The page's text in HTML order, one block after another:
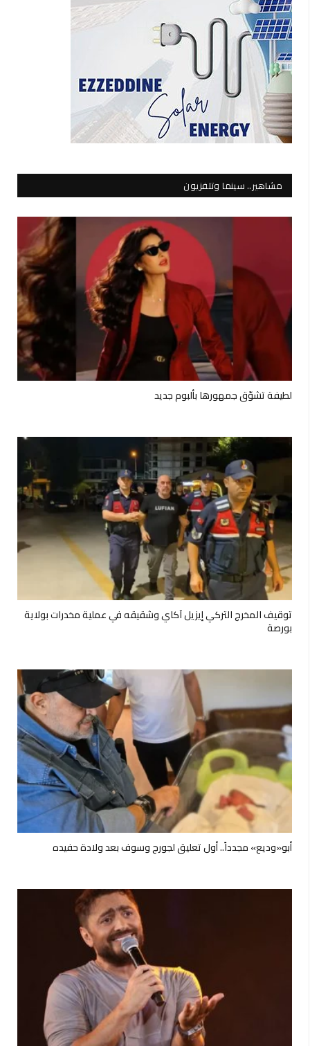
مشاهير.. سينما وتلفزيون
لطيفة تشوّق جمهورها بألبوم جديد
توقيف المخرج التركي إيزيل آكاي وشقيقه في عملية مخدرات بولاية
بورصة
أبو«وديع» مجدداً.. أول تعليق لجورج وسوف بعد ولادة حفيده